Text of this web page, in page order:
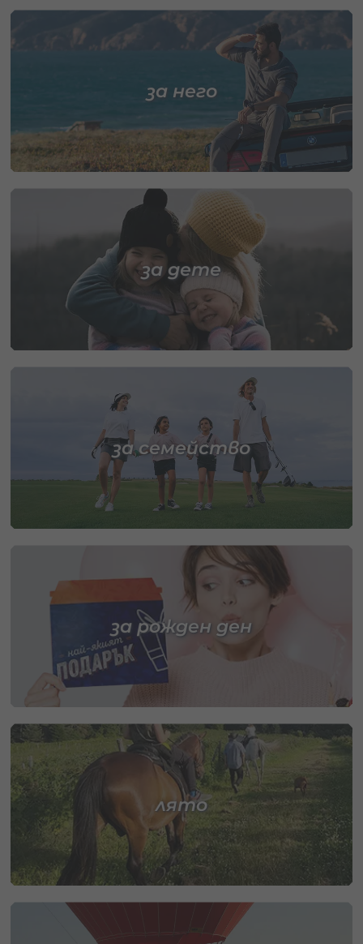
за него
за дете
за семейство
за рожден ден
лято